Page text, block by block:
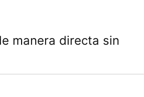
manera directa sin